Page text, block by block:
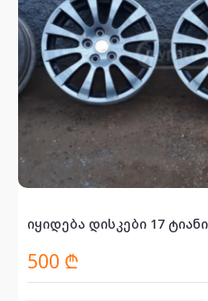
იყიდება სასწრაფოდ დისკები R17×7J 4×100 კ...
იყიდება დისკები 17
500 ₾